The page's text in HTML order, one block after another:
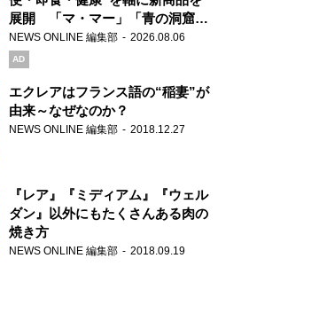
展開 「マ・マー」「青の洞窟」
ブランドを強化
NEWS ONLINE 編集部 2026.08.06
エクレアはフランス語の“稲妻”が
由来～なぜなのか？
NEWS ONLINE 編集部 2018.12.27
『レア』『ミディアム』『ウェル
ダン』以外にもたくさんある肉の
焼き方
NEWS ONLINE 編集部 2018.09.19